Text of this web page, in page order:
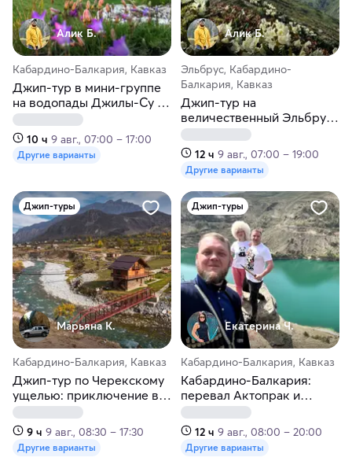
Алик Б.
Кабардино-Балкария, Кавказ
Джип-тур в мини-группе
на водопады Джилы-Су и
дорогу с видом на
Эльбрус
10 ч 9 авг., 07:00 – 17:00
Другие варианты
Алик Б.
Эльбрус, Кабардино-
Балкария, Кавказ
Джип-тур на
величественный Эльбрус.
Мини-группа
12 ч 9 авг., 07:00 – 19:00
Другие варианты
Джип-туры
Марьяна К.
Кабардино-Балкария, Кавказ
Джип-тур по Черекскому
ущелью: приключение в
Кабардино-Балкарии
9 ч 9 авг., 08:30 – 17:30
Другие варианты
Джип-туры
Екатерина Ч.
Кабардино-Балкария, Кавказ
Кабардино‑Балкария:
перевал Актопрак и
Чегемские водопады
12 ч 9 авг., 08:00 – 20:00
Другие варианты